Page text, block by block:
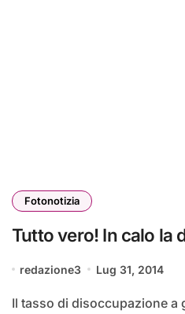
Fotonotizia
Tutto vero! In calo la
redazione3 Lug 31, 2014
Il tasso di disoccupazione a giugno è del 12,3%, in